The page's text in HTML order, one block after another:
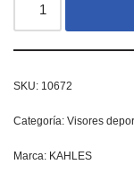
SKU: 10672
Categoría: Visores
Marca: KAHLES